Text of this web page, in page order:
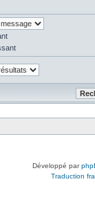
Développé par
Traduction